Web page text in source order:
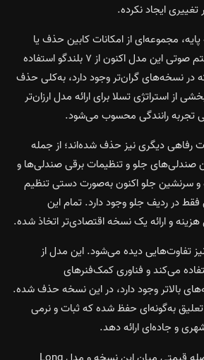
تغییری ایجاد نکرده.
مجموعه‌ای از امکانات کابین حذف یا
ساده‌سازی شده‌اند. سیستم صوتی این مدل اکنون از ۷ بلندگو استفاده
در نسخه‌های گران‌تر وجود دارد، به‌کلی حذف
از استراتژی تسلا برای ارائه مدل ارزان‌تر
رانندگی محسوب می‌شود.
رفاهی دیگری نیز حذف شده‌اند؛ از جمله
صندلی‌های جلو و تنظیمات برقی صندلی‌ها و
و سرنشین جلو اکنون به‌صورت دستی تنظیم
در ردیف جلو وجود دارد. تمام این
و ارائه یک نسخه اقتصادی‌تر اتخاذ شده.
تفاوت‌هایی دیده می‌شود. این مدل از
می‌کند و فناوری کمک‌فنرهای
بالاتر وجود دارد، در این نسخه حذف شده.
تعلیق به‌گونه‌ای حفظ شده که ثبات و نرمی
و جاده‌ای ارائه دهد.